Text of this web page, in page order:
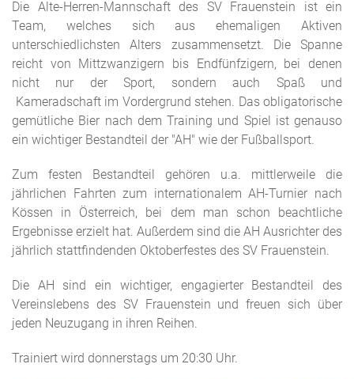
Die Alte-Herren-Mannschaft des SV Frauenstein ist ein
Team, welches sich aus ehemaligen Aktiven
unterschiedlichsten Alters zusammensetzt. Die Spanne
reicht von Mittzwanzigern bis Endfünfzigern, bei denen
nicht nur der Sport, sondern auch Spaß und
Kameradschaft im Vordergrund stehen. Das obligatorische
gemütliche Bier nach dem Training und Spiel ist genauso
ein wichtiger Bestandteil der "AH" wie der Fußballsport.
Zum festen Bestandteil gehören u.a. mittlerweile die
jährlichen Fahrten zum internationalem AH-Turnier nach
Kössen in Österreich, bei dem man schon beachtliche
Ergebnisse erzielt hat. Außerdem sind die AH Ausrichter des
jährlich stattfindenden Oktoberfestes des SV Frauenstein.
Die AH sind ein wichtiger, engagierter Bestandteil des
Vereinslebens des SV Frauenstein und freuen sich über
jeden Neuzugang in ihren Reihen.
Trainiert wird donnerstags um 20:30 Uhr.